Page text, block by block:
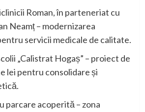
Roman, în parteneriat cu
Neamț – modernizarea
servicii medicale de calitate.
„Calistrat Hogaș” – proiect de
lei pentru consolidare și
parcare acoperită – zona